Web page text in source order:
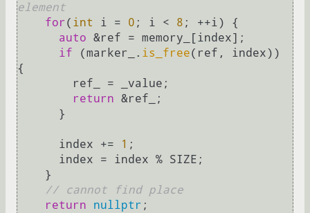
element
for ( int i = 0 ; i < 8 ; ++i) {
auto &ref = memory_[index];
if (marker_. is_free(ref, index))
{
return &ref_;
      index +=
1 ;
// cannot find place
return
nullptr ;